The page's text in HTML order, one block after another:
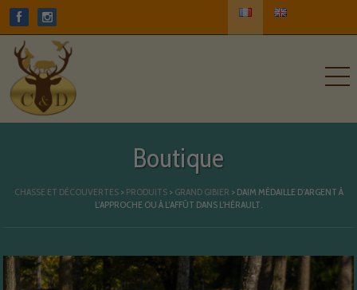
Boutique
CHASSE ET DÉCOUVERTES> PRODUITS> GRAND GIBIER > DAIM MÉDAILLE D’ARGENT À
L’APPROCHE OU À L’AFFÛT DANS L’HÉRAULT.